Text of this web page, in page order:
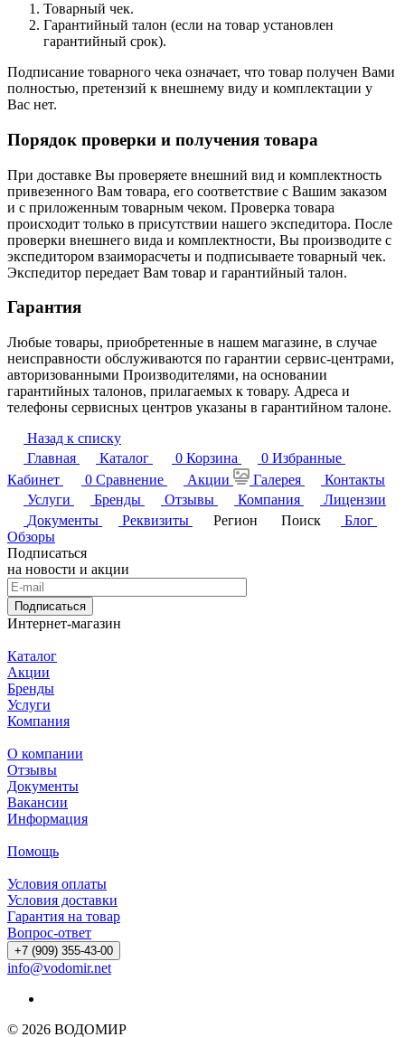
Товарный чек.
Гарантийный талон (если на товар установлен
гарантийный срок).
Подписание товарного чека означает, что товар получен Вами
полностью, претензий к внешнему виду и комплектации у
Вас нет.
Порядок проверки и получения товара
При доставке Вы проверяете внешний вид и комплектность
привезенного Вам товара, его соответствие с Вашим заказом
и с приложенным товарным чеком. Проверка товара
происходит только в присутствии нашего экспедитора. После
проверки внешнего вида и комплектности, Вы производите с
экспедитором взаиморасчеты и подписываете товарный чек.
Экспедитор передает Вам товар и гарантийный талон.
Гарантия
Любые товары, приобретенные в нашем магазине, в случае
неисправности обслуживаются по гарантии сервис-центрами,
авторизованными Производителями, на основании
гарантийных талонов, прилагаемых к товару. Адреса и
телефоны сервисных центров указаны в гарантийном талоне.
Назад к списку
Главная
Каталог 0 Корзина 0 Избранные
Кабинет
0 Сравнение Акции Галерея
Контакты
Услуги
Бренды Отзывы Компания
Лицензии
Документы
Реквизиты Регион Поиск
Блог
Обзоры
Подписаться
на новости и акции
Подписаться
Интернет-магазин
Каталог
Акции
Бренды
Услуги
Компания
О компании
Отзывы
Документы
Вакансии
Информация
Помощь
Условия оплаты
Условия доставки
Гарантия на товар
Вопрос-ответ
+7 (909) 355-43-00
info@vodomir.net
© 2026 ВОДОМИР